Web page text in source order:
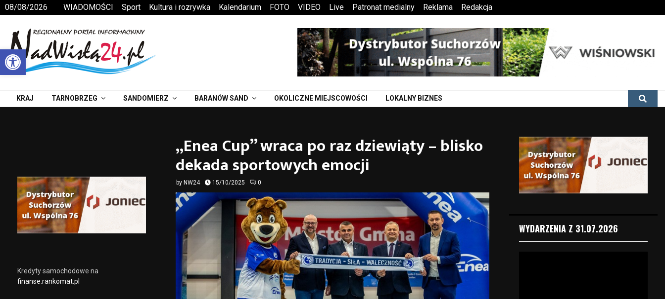
Otwórz pasek narzędzi
08/08/2026 WIADOMOŚCI Sport Kultura i rozrywka Kalendarium FOTO VIDEO Live Patronat medialny Reklama Redakcja
KRAJ TARNOBRZEG SANDOMIERZ BARANÓW SAND OKOLICZNE MIEJSCOWOŚCI LOKALNY BIZNES
„Enea Cup” wraca po raz dziewiąty – blisko
dekada sportowych emocji
by NW24 15/10/2025 0
Kredyty samochodowe na
finanse.rankomat.pl
WYDARZENIA Z 31.07.2026